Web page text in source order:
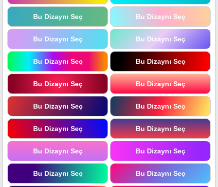
Bu Dizaynı Seç Bu Dizaynı Seç
Bu Dizaynı Seç Bu Dizaynı Seç
Bu Dizaynı Seç Bu Dizaynı Seç
Bu Dizaynı Seç Bu Dizaynı Seç
Bu Dizaynı Seç Bu Dizaynı Seç
Bu Dizaynı Seç Bu Dizaynı Seç
Bu Dizaynı Seç Bu Dizaynı Seç
Bu Dizaynı Seç Bu Dizaynı Seç